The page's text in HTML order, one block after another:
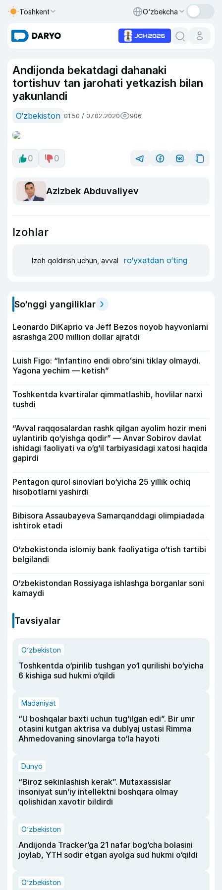
Toshkent O‘zbekcha
Andijonda bekatdagi dahanaki
tortishuv tan jarohati yetkazish bilan
yakunlandi
O‘zbekiston 01:50 / 07.02.2020 906
0 0
Azizbek Abduvaliyev
Izohlar
Izoh qoldirish uchun, avval ro‘yxatdan o‘ting
So‘nggi yangiliklar
Leonardo DiKaprio va Jeff Bezos noyob hayvonlarni
asrashga 200 million dollar ajratdi
Luish Figo: “Infantino endi obroʻsini tiklay olmaydi.
Yagona yechim — ketish”
Toshkentda kvartiralar qimmatlashib, hovlilar narxi
tushdi
“Avval raqqosalardan rashk qilgan ayolim hozir meni
uylantirib qo‘yishga qodir” — Anvar Sobirov davlat
ishidagi faoliyati va o‘g‘il tarbiyasidagi xatosi haqida
gapirdi
Pentagon qurol sinovlari bo‘yicha 25 yillik ochiq
hisobotlarni yashirdi
Bibisora Assaubayeva Samarqanddagi olimpiadada
ishtirok etadi
O‘zbekistonda islomiy bank faoliyatiga o‘tish tartibi
belgilandi
O‘zbekistondan Rossiyaga ishlashga borganlar soni
kamaydi
Tavsiyalar
O‘zbekiston
Toshkentda o‘pirilib tushgan yo‘l qurilishi bo‘yicha
6 kishiga sud hukmi o‘qildi
Madaniyat
“U boshqalar baxti uchun tug‘ilgan edi”. Bir umr
otasini kutgan aktrisa va dublyaj ustasi Rimma
Ahmedovaning sinovlarga to‘la hayoti
Dunyo
“Biroz sekinlashish kerak”. Mutaxassislar
insoniyat sun’iy intellektni boshqara olmay
qolishidan xavotir bildirdi
O‘zbekiston
Andijonda Tracker’ga 21 nafar bog‘cha bolasini
joylab, YTH sodir etgan ayolga sud hukmi o‘qildi
O‘zbekiston